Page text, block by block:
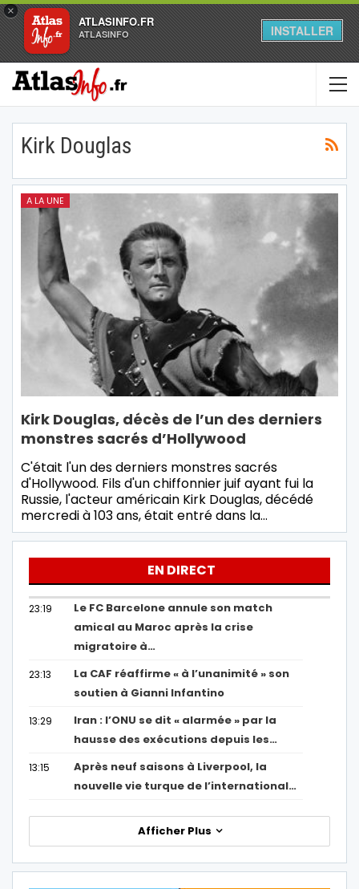
×
ATLASINFO.FR
ATLASINFO INSTALLER
Kirk Douglas
A LA UNE
Kirk Douglas, décès de l’un des derniers
monstres sacrés d’Hollywood
C'était l'un des derniers monstres sacrés
d'Hollywood. Fils d'un chiffonnier juif ayant fui la
Russie, l'acteur américain Kirk Douglas, décédé
mercredi à 103 ans, était entré dans la…
EN DIRECT
23:19
Le FC Barcelone annule son match
amical au Maroc après la crise
migratoire à…
23:13
La CAF réaffirme « à l’unanimité » son
soutien à Gianni Infantino
13:29
Iran : l’ONU se dit « alarmée » par la
hausse des exécutions depuis les…
13:15
Après neuf saisons à Liverpool, la
nouvelle vie turque de l’international…
Afficher Plus